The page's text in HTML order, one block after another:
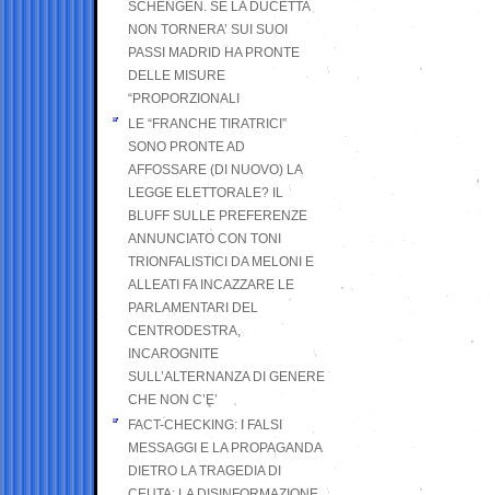
SCHENGEN. SE LA DUCETTA
NON TORNERA’ SUI SUOI
PASSI MADRID HA PRONTE
DELLE MISURE
“PROPORZIONALI
LE “FRANCHE TIRATRICI”
SONO PRONTE AD
AFFOSSARE (DI NUOVO) LA
LEGGE ELETTORALE? IL
BLUFF SULLE PREFERENZE
ANNUNCIATO CON TONI
TRIONFALISTICI DA MELONI E
ALLEATI FA INCAZZARE LE
PARLAMENTARI DEL
CENTRODESTRA,
INCAROGNITE
SULL’ALTERNANZA DI GENERE
CHE NON C’E’
FACT-CHECKING: I FALSI
MESSAGGI E LA PROPAGANDA
DIETRO LA TRAGEDIA DI